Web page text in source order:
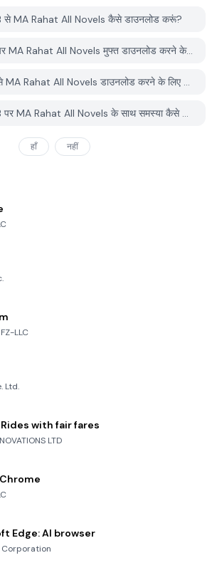
से MA Rahat All Novels कैसे डाउनलोड करूं?
PGYER APK HUB पर MA Rahat All Novels मुफ्त डाउनलोड करने के लिए है?
PGYER APK HUB से MA Rahat All Novels डाउनलोड करने के लिए मुझे एक खाता चाहिए?
मैं PGYER APK HUB पर MA Rahat All Novels के साथ समस्या कैसे रिपोर्ट कर सकता हूँ?
हाँ नहीं
LLC
Ltd.
with fair fares
LTD
Edge: AI browser